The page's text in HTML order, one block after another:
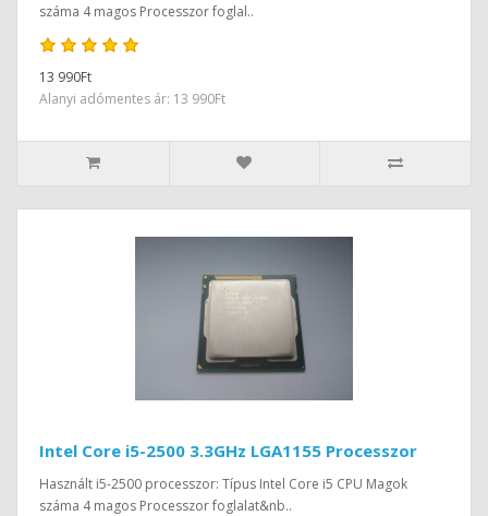
száma 4 magos Processzor foglal..
13 990Ft
Alanyi adómentes ár: 13 990Ft
Intel Core i5-2500 3.3GHz LGA1155 Processzor
Használt i5-2500 processzor: Típus Intel Core i5 CPU Magok
száma 4 magos Processzor foglalat&nb..